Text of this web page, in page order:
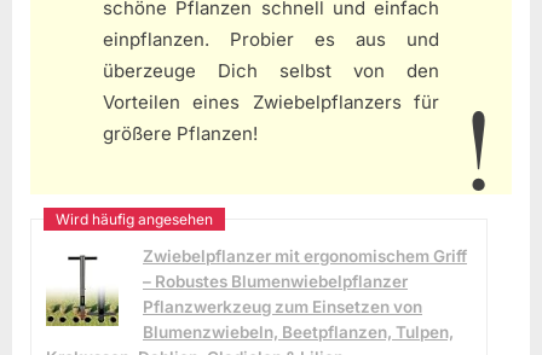
schöne Pflanzen schnell und einfach
einpflanzen. Probier es aus und
überzeuge Dich selbst von den
Vorteilen eines Zwiebelpflanzers für
größere Pflanzen!
Zwiebelpflanzer mit ergonomischem Griff
– Robustes Blumenwiebelpflanzer
Pflanzwerkzeug zum Einsetzen von
Blumenzwiebeln, Beetpflanzen, Tulpen,